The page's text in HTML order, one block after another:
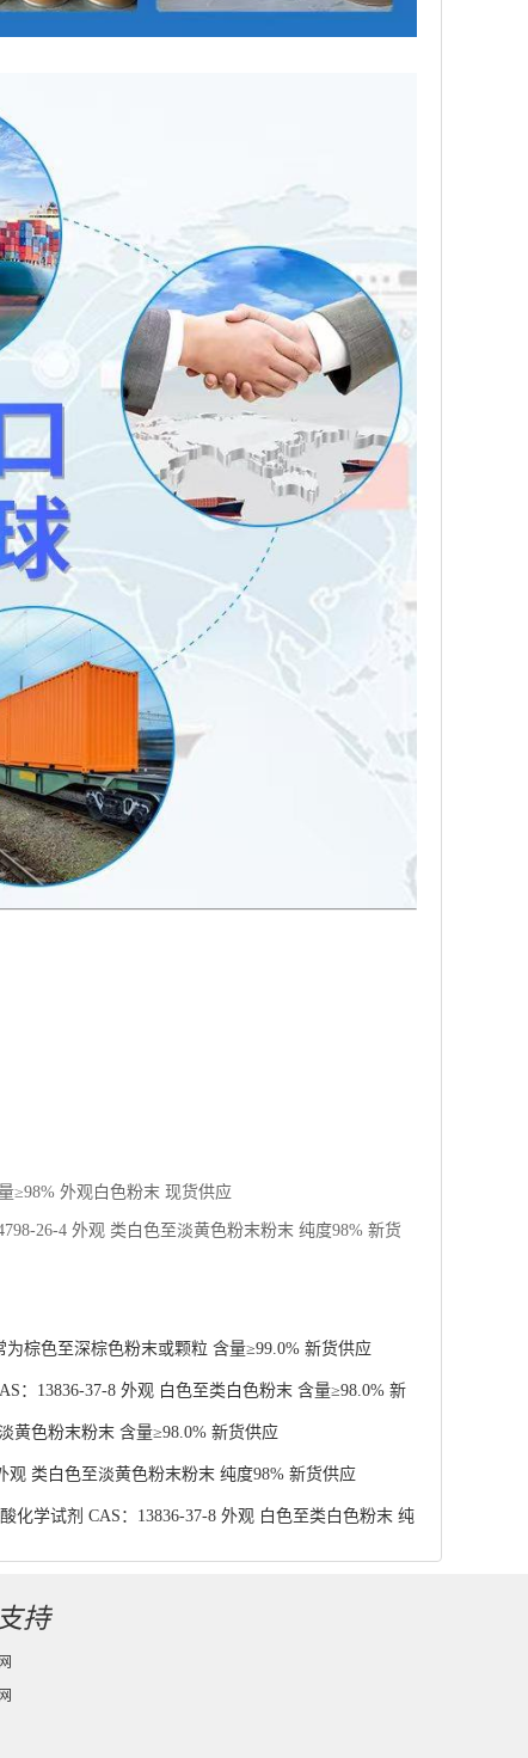
≥98% 外观白色粉末 现货供应
26-4 外观 类白色至淡黄色粉末粉末 纯度98% 新货
棕色至深棕色粉末或颗粒 含量≥99.0% 新货供应
：13836-37-8 外观 白色至类白色粉末 含量≥98.0% 新
黄色粉末粉末 含量≥98.0% 新货供应
观 类白色至淡黄色粉末粉末 纯度98% 新货供应
学试剂 CAS：13836-37-8 外观 白色至类白色粉末 纯
持